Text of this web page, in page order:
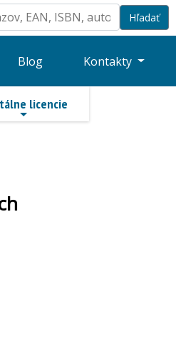
Blog Kontakty
licencie